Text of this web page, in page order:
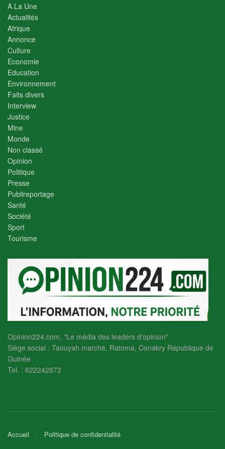
A La Une
Actualités
Afrique
Annonce
Culture
Economie
Education
Environnement
Faits divers
Interview
Justice
Mine
Monde
Non classé
Opinion
Politique
Presse
Publireportage
Santé
Société
Sport
Tourisme
Opinion224.com, "Le média des leaders d'opinion"
Siège social : Taouyah marché, Ratoma, Conakry République de
Guinée
Tel. : 622242872
Accueil Politique de confidentialité